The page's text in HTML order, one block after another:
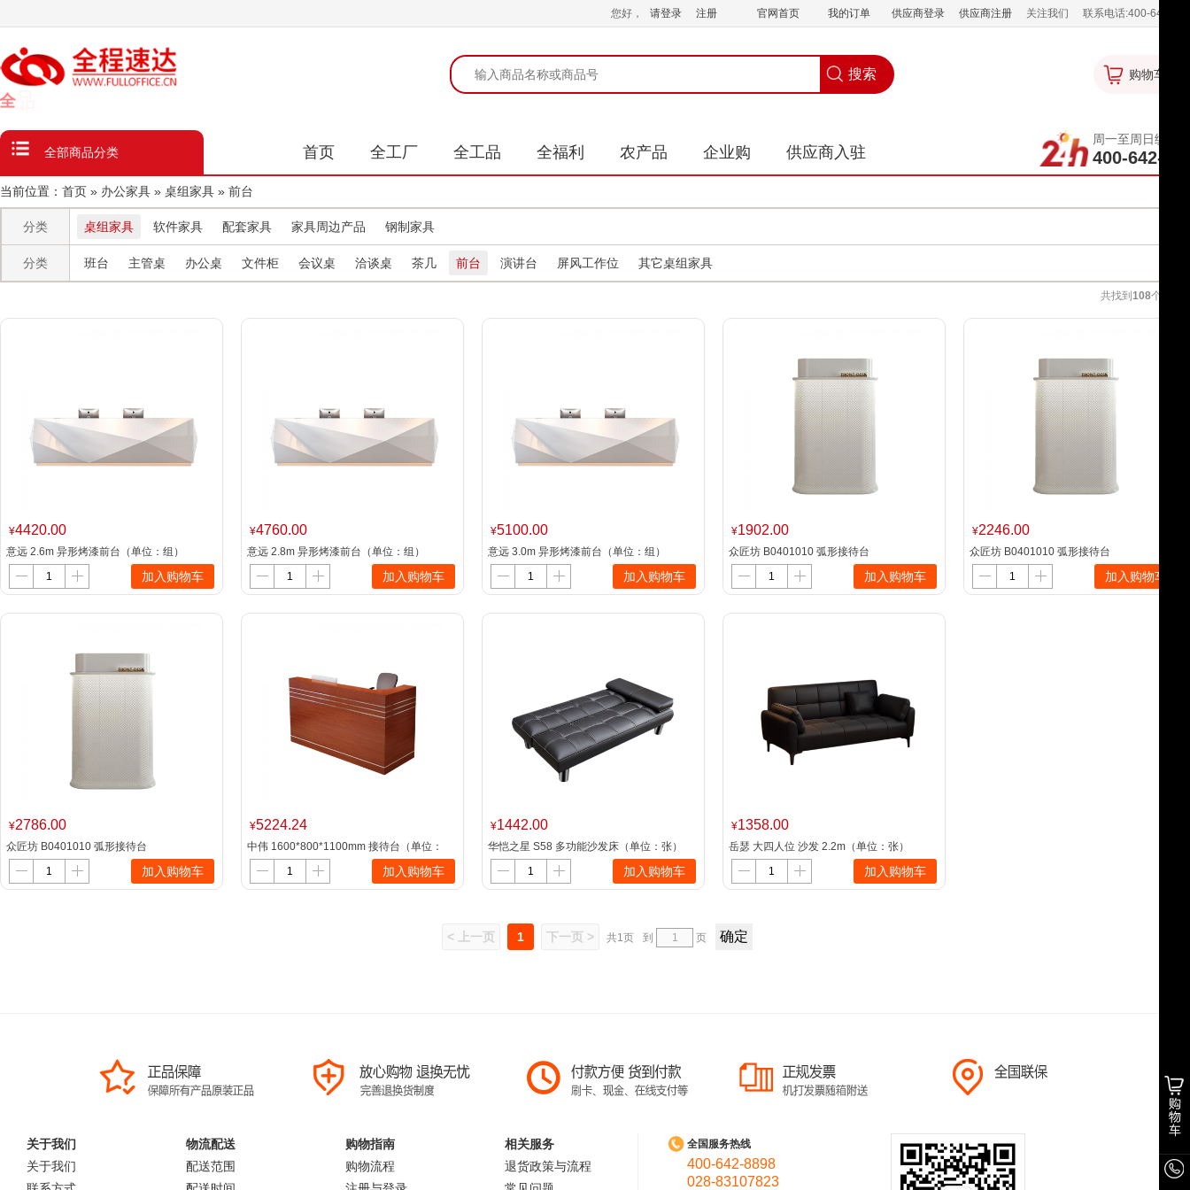
您好， 请登录 注册 官网首页 我的订单 供应商登录 供应商注册 关注我们 联系电话:400-642-
全
购物车
全部商品分类 首页 全工厂 全工品 全福利 农产品 企业购 供应商入驻
周一至周日统一
400-642-
当前位置： 首页 » 办公家具 » 桌组家具 » 前台
分类 桌组家具 软件家具 配套家具 家具周边产品 钢制家具
分类 班台 主管桌 办公桌 文件柜 会议桌 洽谈桌 茶几 前台 演讲台 屏风工作位 其它桌组家具
共找到 108个相关
¥4420.00
意远 2.6m 异形烤漆前台（单位：组）
加入购物车
¥4760.00
意远 2.8m 异形烤漆前台（单位：组）
加入购物车
¥5100.00
意远 3.0m 异形烤漆前台（单位：组）
加入购物车
¥1902.00
众匠坊 B0401010 弧形接待台
70*55*105cm（单位：个）
加入购物车
¥2246.00
众匠坊 B0401010 弧形接待台
100*55*105cm（单位：个）
加入购物车
¥2786.00
众匠坊 B0401010 弧形接待台
140*55*105cm（单位：个）
加入购物车
¥5224.24
中伟 1600*800*1100mm 接待台（单位：
张）
加入购物车
¥1442.00
华恺之星 S58 多功能沙发床（单位：张）
加入购物车
¥1358.00
岳瑟 大四人位 沙发 2.2m（单位：张）
加入购物车
< 上一页 1 下一页 > 共1页 到 页
关于我们
关于我们
物流配送
配送范围
购物指南
购物流程
相关服务
退货政策与流程
全国服务热线
400-642-8898
028-83107823